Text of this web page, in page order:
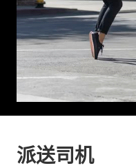
派送司机